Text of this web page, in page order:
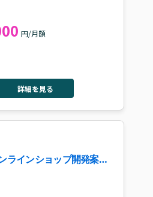
円/月額
詳細を見る
ラインショップ開発案